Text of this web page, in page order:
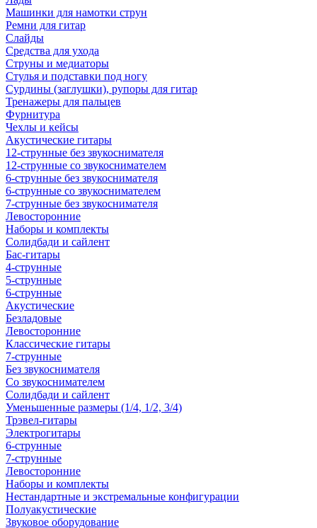
Машинки для намотки струн
Ремни для гитар
Слайды
Средства для ухода
Струны и медиаторы
Стулья и подставки под ногу
Сурдины (заглушки), рупоры для гитар
Тренажеры для пальцев
Фурнитура
Чехлы и кейсы
Акустические гитары
12-струнные без звукоснимателя
12-струнные со звукоснимателем
6-струнные без звукоснимателя
6-струнные со звукоснимателем
7-струнные без звукоснимателя
Левосторонние
Наборы и комплекты
Солидбади и сайлент
Бас-гитары
4-струнные
5-струнные
6-струнные
Акустические
Безладовые
Левосторонние
Классические гитары
7-струнные
Без звукоснимателя
Со звукоснимателем
Солидбади и сайлент
Уменьшенные размеры (1/4, 1/2, 3/4)
Трэвел-гитары
Электрогитары
6-струнные
7-струнные
Левосторонние
Наборы и комплекты
Нестандартные и экстремальные конфигурации
Полуакустические
Звуковое оборудование